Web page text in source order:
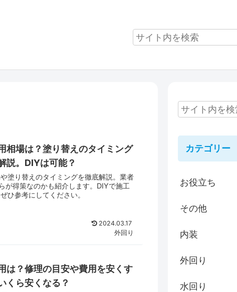
相場は？塗り替えのタイミング
説。DIYは可能？
塗り替えのタイミングを徹底解説。業者
が得策なのかも紹介します。DIYで施工
ひ参考にしてください。
2024.03.17
外回り
は？修理の目安や費用を安くす
くら安くなる？
カテゴリー
お役立ち
その他
内装
外回り
水回り